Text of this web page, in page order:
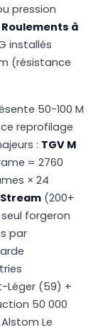
pression
Roulements à
installés
(résistance
50-100 M
reprofilage
: TGV M
= 2760
× 24
(200+
forgeron
par
Léger (59) +
50 000
Le